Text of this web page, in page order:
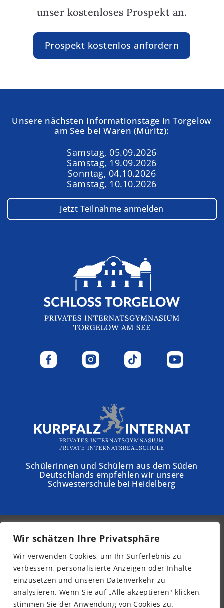
Wir schätzen Ihre Privatsphäre
Wir verwenden Cookies, um Ihr Surferlebnis zu
verbessern, personalisierte Anzeigen oder Inhalte
einzusetzen und unseren Datenverkehr zu
analysieren. Wenn Sie auf „Alle akzeptieren" klicken,
stimmen Sie der Anwendung von Cookies zu.
unser kostenloses Prospekt an.
Prospekt kostenlos anfordern
Unsere nächsten Informationstage in Torgelow
am See bei Waren (Müritz):
Samstag, 05.09.2026
Samstag, 19.09.2026
Sonntag, 04.10.2026
Samstag, 10.10.2026
Jetzt Teilnahme anmelden
Schülerinnen und Schülern aus dem Süden
Deutschlands empfehlen wir unsere
Schwesterschule bei Heidelberg
© 2026 - Schloss Torgelow
Newsletter
Impressum
Datenschutz
Barrierefreiheit